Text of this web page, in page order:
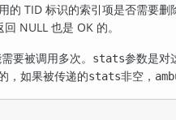
的 TID 标识的索引项是否需要
NULL 也是 OK 的。
要被调用多次。 stats参数是对
，如果被传递的stats非空，